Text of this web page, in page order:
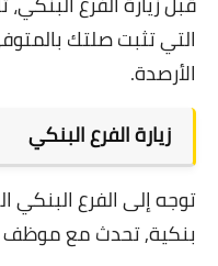
التي تثبت صلتك
الأرصدة.
زيارة الفرع البنكي
توجه إلى الفرع البنكي
بنكية, تحدث مع موظف